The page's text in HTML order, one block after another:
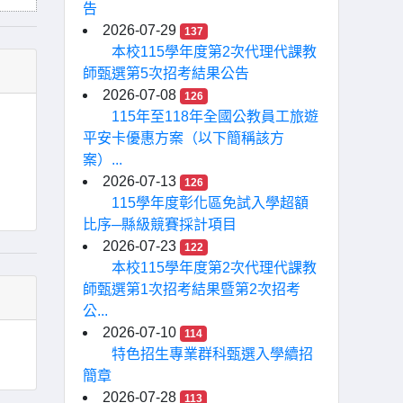
告
2026-07-29
137
本校115學年度第2次代理代課教
師甄選第5次招考結果公告
2026-07-08
126
115年至118年全國公教員工旅遊
平安卡優惠方案（以下簡稱該方
案）...
2026-07-13
126
115學年度彰化區免試入學超額
比序─縣級競賽採計項目
2026-07-23
122
本校115學年度第2次代理代課教
師甄選第1次招考結果暨第2次招考
公...
2026-07-10
114
特色招生專業群科甄選入學續招
簡章
2026-07-28
113